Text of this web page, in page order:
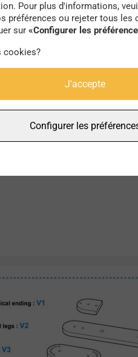
Pour plus d'informations,
préférences ou rejeter tous
sur «Configurer les
cookies?
J'accepte
Configurer les